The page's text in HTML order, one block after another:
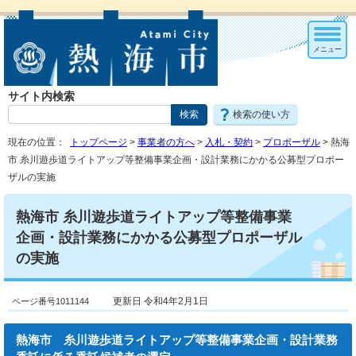
サイト内検索
検索の使い方
メニュー
現在の位置： トップページ > 事業者の方へ > 入札・契約 > プロポーザル > 熱海
市 糸川遊歩道ライトアップ等整備事業企画・設計業務にかかる公募型プロポー
ザルの実施
熱海市 糸川遊歩道ライトアップ等整備事業
企画・設計業務にかかる公募型プロポーザル
の実施
ページ番号1011144 更新日 令和4年2月1日
熱海市 糸川遊歩道ライトアップ等整備事業企画・設計業務